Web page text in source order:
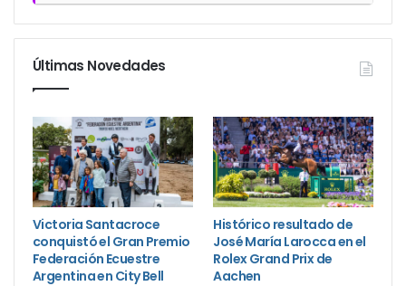
Últimas Novedades
Victoria Santacroce
conquistó el Gran Premio
Federación Ecuestre
Argentina en City Bell
Histórico resultado de
José María Larocca en el
Rolex Grand Prix de
Aachen